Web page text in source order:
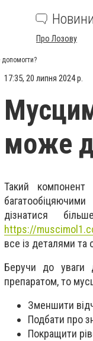
Новини
Про Лозову
17:35, 20 липня 2024 р.
може
Такий
дізнатися
https://
все із деталями
Беручи до уваги
препаратом, то
Зменшити
Подбати про
Покращити